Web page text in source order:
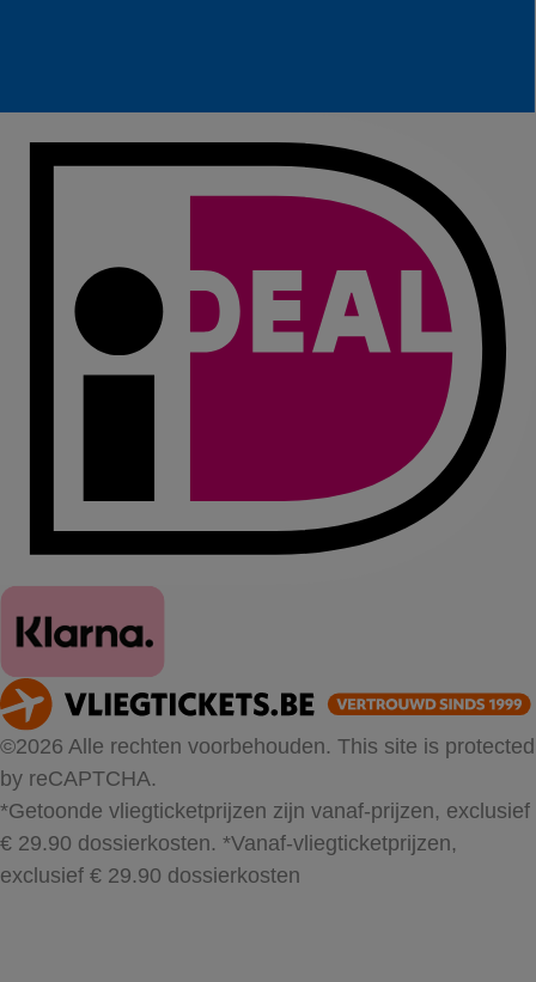
©2026 Alle rechten voorbehouden. This site is protected
by reCAPTCHA.
*Getoonde vliegticketprijzen zijn vanaf-prijzen, exclusief
€ 29.90 dossierkosten. *Vanaf-vliegticketprijzen,
exclusief € 29.90 dossierkosten